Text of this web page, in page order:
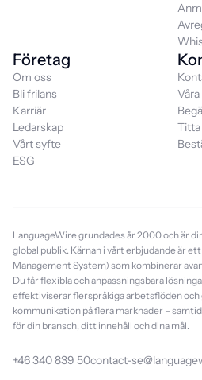
Företag
Om oss
Bli frilans
Karriär
Ledarskap
Vårt syfte
ESG
Titta
LanguageWire grundades år 2000 och är
global publik. Kärnan i vårt erbjudande är
Management System) som kombinerar
Du får flexibla och anpassningsbara
effektiviserar flerspråkiga arbetsflöden
kommunikation på flera marknader –
för din bransch, ditt innehåll och dina mål.
+46 340 839 50contact-